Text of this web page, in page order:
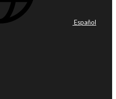
Español